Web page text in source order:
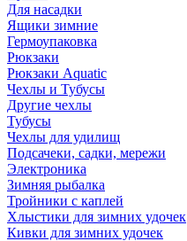
Для насадки
Ящики зимние
Гермоупаковка
Рюкзаки
Рюкзаки Aquatic
Чехлы и Тубусы
Другие чехлы
Тубусы
Чехлы для удилищ
Подсачеки, садки, мережи
Электроника
Зимняя рыбалка
Тройники с каплей
Хлыстики для зимних удочек
Кивки для зимних удочек